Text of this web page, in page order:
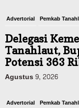
Advertorial Pemkab
Delegasi
Tanahlaut,
Potensi 363
Agustus 9, 2026
Advertorial Pemkab